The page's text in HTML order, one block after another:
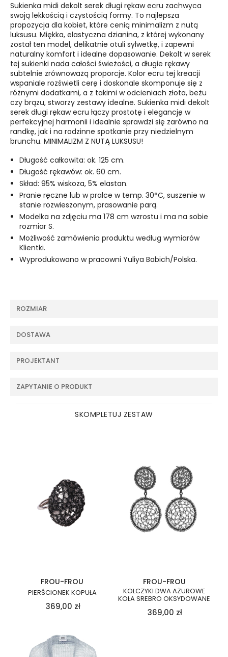
Sukienka midi dekolt serek długi rękaw ecru zachwyca
swoją lekkością i czystością formy. To najlepsza
propozycja dla kobiet, które cenią minimalizm z nutą
luksusu. Miękka, elastyczna dzianina, z której wykonany
został ten model, delikatnie otuli sylwetkę, i zapewni
naturalny komfort i idealne dopasowanie. Dekolt w serek
tej sukienki nada całości świeżości, a długie rękawy
subtelnie zrównoważą proporcje. Kolor ecru tej kreacji
wspaniale rozświetli cerę i doskonale skomponuje się z
różnymi dodatkami, a z takimi w odcieniach złota, beżu
czy brązu, stworzy zestawy idealne. Sukienka midi dekolt
serek długi rękaw ecru łączy prostotę i elegancję w
perfekcyjnej harmonii i idealnie sprawdzi się zarówno na
randkę, jak i na rodzinne spotkanie przy niedzielnym
brunchu. MINIMALIZM Z NUTĄ LUKSUSU!
Długość całkowita: ok. 125 cm.
Długość rękawów: ok. 60 cm.
Skład: 95% wiskoza, 5% elastan.
Pranie ręczne lub w pralce w temp. 30°C, suszenie w
stanie rozwieszonym, prasowanie parą.
Modelka na zdjęciu ma 178 cm wzrostu i ma na sobie
rozmiar S.
Możliwość zamówienia produktu według wymiarów
Klientki.
Wyprodukowano w pracowni Yuliya Babich/Polska.
ROZMIAR
DOSTAWA
PROJEKTANT
ZAPYTANIE O PRODUKT
SKOMPLETUJ ZESTAW
FROU-FROU
PIERŚCIONEK KOPUŁA
369,00 zł
FROU-FROU
KOLCZYKI DWA AŻUROWE
KOŁA SREBRO OKSYDOWANE
369,00 zł